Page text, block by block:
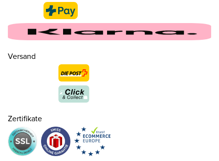
Versand
Zertifikate